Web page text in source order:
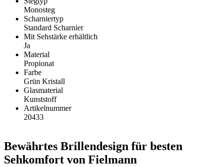
Monosteg
Scharniertyp
Standard Scharnier
Mit Sehstärke erhältlich
Ja
Material
Propionat
Farbe
Grün Kristall
Glasmaterial
Kunststoff
Artikelnummer
20433
Bewährtes Brillendesign für besten
Sehkomfort von Fielmann